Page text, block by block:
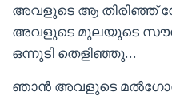
അവളുടെ ആ തിരിഞ്ഞ്
അവളുടെ മുലയുടെ
ഒന്നൂടി തെളിഞ്ഞു…
ഞാൻ അവളുടെ